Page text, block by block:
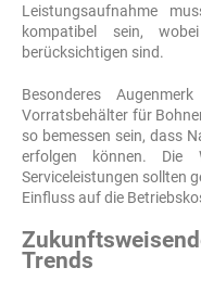
Leistungsaufnahme
kompatibel sein,
berücksichtigen sind.
Besonderes
Vorratsbehälter für
so bemessen sein, dass
erfolgen können. Die
Serviceleistungen sollten
Einfluss auf die
Trends